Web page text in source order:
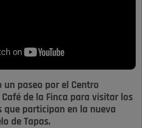
un paseo por el Centro
Café de la Finca para visitar los
que participan en la nueva
de Tapas.